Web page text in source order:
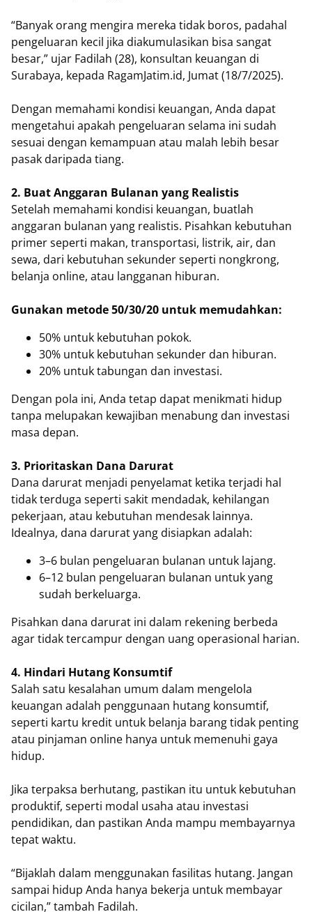
“Banyak orang mengira mereka tidak boros, padahal
pengeluaran kecil jika diakumulasikan bisa sangat
besar,” ujar Fadilah (28), konsultan keuangan di
Surabaya, kepada RagamJatim.id, Jumat (18/7/2025).
Dengan memahami kondisi keuangan, Anda dapat
mengetahui apakah pengeluaran selama ini sudah
sesuai dengan kemampuan atau malah lebih besar
pasak daripada tiang.
2. Buat Anggaran Bulanan yang Realistis
Setelah memahami kondisi keuangan, buatlah
anggaran bulanan yang realistis. Pisahkan kebutuhan
primer seperti makan, transportasi, listrik, air, dan
sewa, dari kebutuhan sekunder seperti nongkrong,
belanja online, atau langganan hiburan.
Gunakan metode 50/30/20 untuk memudahkan:
50% untuk kebutuhan pokok.
30% untuk kebutuhan sekunder dan hiburan.
20% untuk tabungan dan investasi.
Dengan pola ini, Anda tetap dapat menikmati hidup
tanpa melupakan kewajiban menabung dan investasi
masa depan.
3. Prioritaskan Dana Darurat
Dana darurat menjadi penyelamat ketika terjadi hal
tidak terduga seperti sakit mendadak, kehilangan
pekerjaan, atau kebutuhan mendesak lainnya.
Idealnya, dana darurat yang disiapkan adalah:
3–6 bulan pengeluaran bulanan untuk lajang.
6–12 bulan pengeluaran bulanan untuk yang
sudah berkeluarga.
Pisahkan dana darurat ini dalam rekening berbeda
agar tidak tercampur dengan uang operasional harian.
4. Hindari Hutang Konsumtif
Salah satu kesalahan umum dalam mengelola
keuangan adalah penggunaan hutang konsumtif,
seperti kartu kredit untuk belanja barang tidak penting
atau pinjaman online hanya untuk memenuhi gaya
hidup.
Jika terpaksa berhutang, pastikan itu untuk kebutuhan
produktif, seperti modal usaha atau investasi
pendidikan, dan pastikan Anda mampu membayarnya
tepat waktu.
“Bijaklah dalam menggunakan fasilitas hutang. Jangan
sampai hidup Anda hanya bekerja untuk membayar
cicilan,” tambah Fadilah.